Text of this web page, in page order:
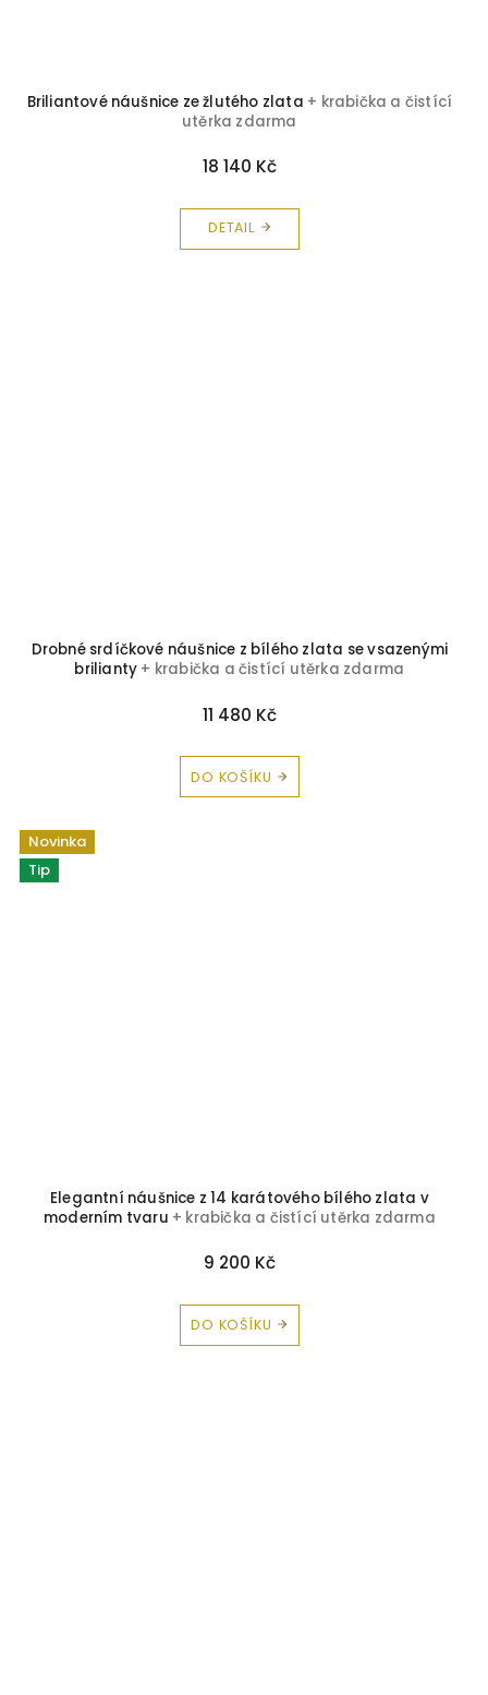
Briliantové náušnice ze žlutého zlata + krabička a čistící
utěrka zdarma
18 140 Kč
DETAIL
Drobné srdíčkové náušnice z bílého zlata se vsazenými
brilianty + krabička a čistící utěrka zdarma
11 480 Kč
DO KOŠÍKU
Novinka
Tip
Elegantní náušnice z 14 karátového bílého zlata v
moderním tvaru + krabička a čistící utěrka zdarma
9 200 Kč
DO KOŠÍKU